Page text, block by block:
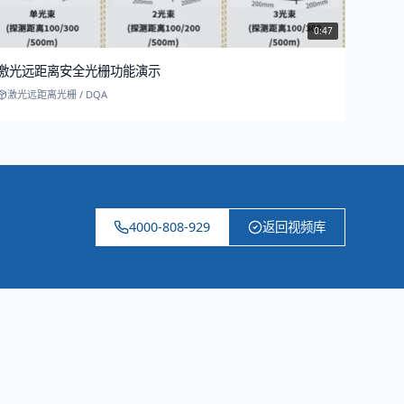
0:47
光远距离安全光栅功能演示
激光远距离光栅 / DQA
4000-808-929 返回视频库